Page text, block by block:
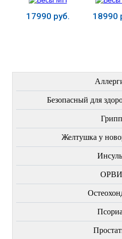
17990 руб. 18990
Безопасный для
Грипп
Желтушка у
ОРВИ